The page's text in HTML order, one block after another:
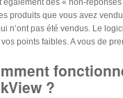
produits que vous avez
n’ont pas été vendus. Le
points faibles. A vous de
?